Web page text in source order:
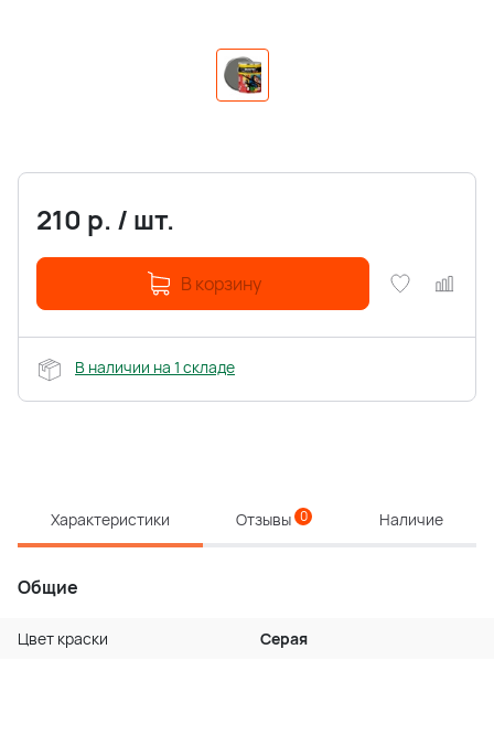
210 р. / шт.
В корзину
В наличии на 1 складе
Характеристики Отзывы 0 Наличие
Общие
Цвет краски Серая